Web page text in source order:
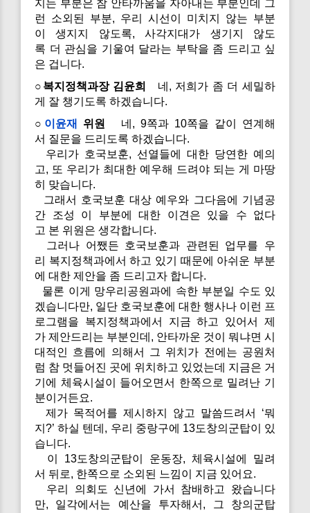
지는 부분은 참 안타까움을 자아내는 부분인데 그
런 소외된 부분, 우리 시선이 미치지 않는 부분
이 생지지 않도록, 사각지대가 생기지 않도
록 더 관심을 기울여 달라는 부탁을 좀 드리고 싶
은 겁니다.
○복지정책과장 김윤희
네, 저희가 좀 더 세밀하
게 잘 챙기도록 하겠습니다.
○ 이윤재 위원
네, 9쪽과 10쪽을 같이 연계해
서 질문을 드리도록 하겠습니다.
우리가 호국보훈, 선열들에 대한 당연한 예의
고, 또 우리가 최대한 예우해 드려야 되는 게 마땅
히 맞습니다.
그래서 호국보훈 대상 예우와 그다음에 기념공
간 조성 이 부분에 대한 이견은 있을 수 없다
고 본 위원은 생각합니다.
그러나 어쨌든 호국보훈과 관련된 업무를 우
리 복지정책과에서 하고 있기 때문에 아쉬운 부분
에 대한 제안을 좀 드리고자 합니다.
물론 이게 망우리공원과에 속한 부분일 수도 있
겠습니다만, 일단 호국보훈에 대한 행사나 이런 프
로그램을 복지정책과에서 지금 하고 있어서 제
가 제안드리는 부분인데, 안타까운 것이 뭐냐면 시
대적인 흐름에 의해서 그 위치가 전에는 공원처
럼 참 멋들어진 곳에 위치하고 있었는데 지금은 거
기에 체육시설이 들어오면서 한쪽으로 밀려난 기
분이거든요.
제가 목적어를 제시하지 않고 말씀드려서 ‘뭐
지?’ 하실 텐데, 우리 중랑구에 13도창의군탑이 있
습니다.
이 13도창의군탑이 운동장, 체육시설에 밀려
서 뒤로, 한쪽으로 소외된 느낌이 지금 있어요.
우리 의회도 신년에 가서 참배하고 왔습니다
만, 일각에서는 예산을 투자해서, 그 창의군탑